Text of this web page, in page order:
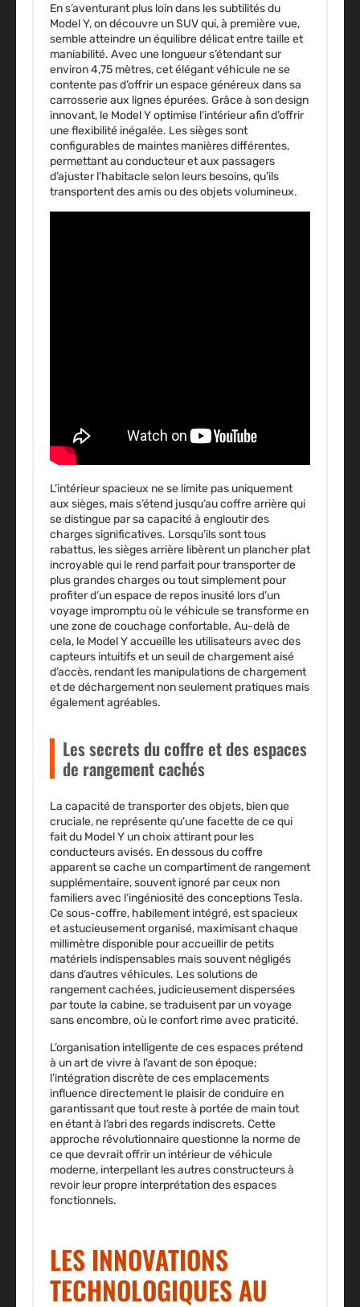
En s’aventurant plus loin dans les subtilités du
Model Y, on découvre un SUV qui, à première vue,
semble atteindre un équilibre délicat entre taille et
maniabilité. Avec une longueur s’étendant sur
environ 4,75 mètres, cet élégant véhicule ne se
contente pas d’offrir un espace généreux dans sa
carrosserie aux lignes épurées. Grâce à son design
innovant, le Model Y optimise l’intérieur afin d’offrir
une flexibilité inégalée. Les sièges sont
configurables de maintes manières différentes,
permettant au conducteur et aux passagers
d’ajuster l’habitacle selon leurs besoins, qu’ils
transportent des amis ou des objets volumineux.
L’intérieur spacieux ne se limite pas uniquement
aux sièges, mais s’étend jusqu’au coffre arrière qui
se distingue par sa capacité à engloutir des
charges significatives. Lorsqu’ils sont tous
rabattus, les sièges arrière libèrent un plancher plat
incroyable qui le rend parfait pour transporter de
plus grandes charges ou tout simplement pour
profiter d’un espace de repos inusité lors d’un
voyage impromptu où le véhicule se transforme en
une zone de couchage confortable. Au-delà de
cela, le Model Y accueille les utilisateurs avec des
capteurs intuitifs et un seuil de chargement aisé
d’accès, rendant les manipulations de chargement
et de déchargement non seulement pratiques mais
également agréables.
Les secrets du coffre et des espaces
de rangement cachés
La capacité de transporter des objets, bien que
cruciale, ne représente qu’une facette de ce qui
fait du Model Y un choix attirant pour les
conducteurs avisés. En dessous du coffre
apparent se cache un compartiment de rangement
supplémentaire, souvent ignoré par ceux non
familiers avec l’ingéniosité des conceptions Tesla.
Ce sous-coffre, habilement intégré, est spacieux
et astucieusement organisé, maximisant chaque
millimètre disponible pour accueillir de petits
matériels indispensables mais souvent négligés
dans d’autres véhicules. Les solutions de
rangement cachées, judicieusement dispersées
par toute la cabine, se traduisent par un voyage
sans encombre, où le confort rime avec praticité.
L’organisation intelligente de ces espaces prétend
à un art de vivre à l’avant de son époque;
l’intégration discrète de ces emplacements
influence directement le plaisir de conduire en
garantissant que tout reste à portée de main tout
en étant à l’abri des regards indiscrets. Cette
approche révolutionnaire questionne la norme de
ce que devrait offrir un intérieur de véhicule
moderne, interpellant les autres constructeurs à
revoir leur propre interprétation des espaces
fonctionnels.
LES INNOVATIONS
TECHNOLOGIQUES AU